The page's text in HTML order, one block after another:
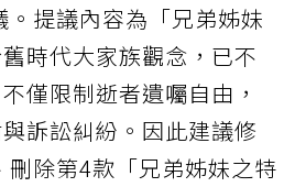
提議內容為「兄弟姊妹
時代大家族觀念，已不
僅限制逝者遺囑自由，
訴訟糾紛。因此建議修
除第4款「兄弟姊妹之特